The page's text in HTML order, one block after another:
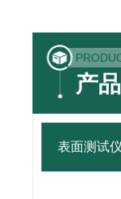
产
表面测试